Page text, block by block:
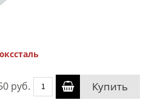
руб. Купить